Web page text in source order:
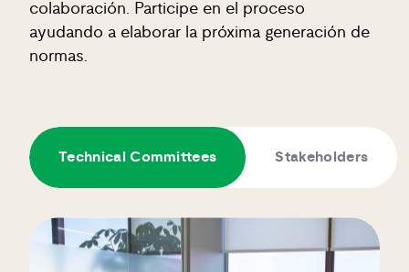
colaboración. Participe en el proceso
ayudando a elaborar la próxima generación de
normas.
Technical Committees Stakeholders